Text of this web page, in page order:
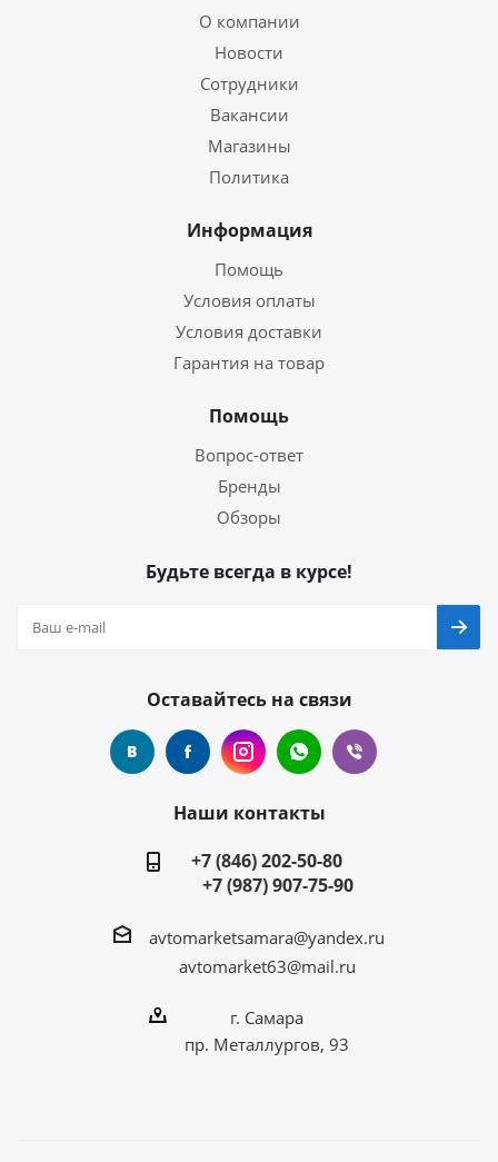
О компании
Новости
Сотрудники
Вакансии
Магазины
Политика
Информация
Помощь
Условия оплаты
Условия доставки
Гарантия на товар
Помощь
Вопрос-ответ
Бренды
Обзоры
Будьте всегда в курсе!
Оставайтесь на связи
Наши контакты
+7 (846) 202-50-80
+7 (987) 907-75-90
avtomarketsamara@yandex.ru
avtomarket63@mail.ru
г. Самара
пр. Металлургов, 93